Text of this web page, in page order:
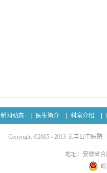
新闻动态 医生简介 科室介绍
Copyright ©2005 - 2013 长丰县中医院
地址：安徽省